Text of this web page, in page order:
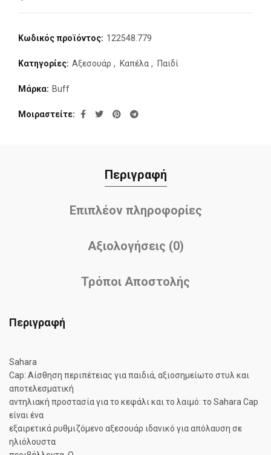
Κωδικός προϊόντος: 122548.779
Κατηγορίες: Αξεσουάρ , Καπέλα , Παιδί
Μάρκα: Buff
Μοιραστείτε
Περιγραφή
Επιπλέον πληροφορίες
Αξιολογήσεις (0)
Τρόποι Αποστολής
Περιγραφή
Sahara
Cap: Αίσθηση περιπέτειας για παιδιά, αξιοσημείωτο στυλ και
αποτελεσματική
αντηλιακή προστασία για το κεφάλι και το λαιμό: το Sahara Cap
είναι ένα
εξαιρετικά ρυθμιζόμενο αξεσουάρ ιδανικό για απόλαυση σε
ηλιόλουστα